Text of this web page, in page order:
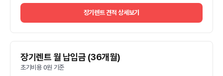
장기렌트 견적 상세보기
장기렌트 월 납입금 (36개월)
초기비용 0원 기준